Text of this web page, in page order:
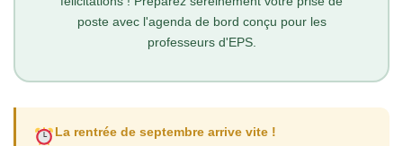
poste avec l'agenda de bord conçu pour les
professeurs d'EPS.
La rentrée de septembre arrive vite !